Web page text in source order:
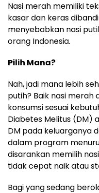
Nasi merah memiliki
kasar dan keras
menyebabkan nasi
orang Indonesia.
Pilih Mana?
Nah, jadi mana lebih
putih? Baik nasi
konsumsi sesuai
Diabetes Melitus (DM)
DM pada keluarganya
dalam program
disarankan memilih
tidak cepat naik atau
Bagi yang sedang